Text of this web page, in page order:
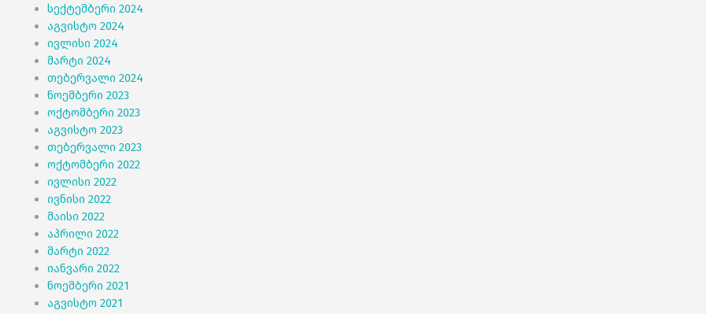
სექტემბერი 2024
აგვისტო 2024
ივლისი 2024
მარტი 2024
თებერვალი 2024
ნოემბერი 2023
ოქტომბერი 2023
აგვისტო 2023
თებერვალი 2023
ოქტომბერი 2022
ივლისი 2022
ივნისი 2022
მაისი 2022
აპრილი 2022
მარტი 2022
იანვარი 2022
ნოემბერი 2021
აგვისტო 2021